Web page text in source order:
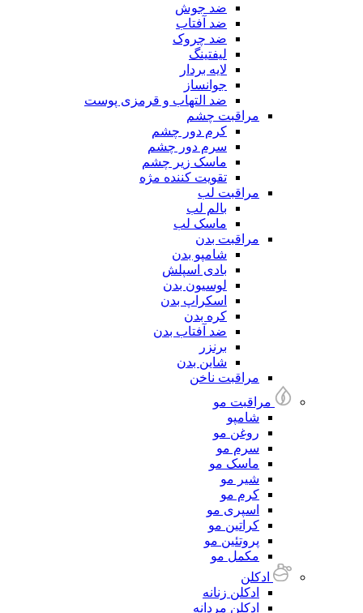
ضد جوش
ضد آفتاب
ضد چروک
لیفتینگ
لایه بردار
جوانساز
ضد التهاب و قرمزی پوست
مراقبت چشم
کرم دور چشم
سرم دور چشم
ماسک زیر چشم
تقویت کننده مژه
مراقبت لب
بالم لب
ماسک لب
مراقبت بدن
شامپو بدن
بادی اسپلش
لوسیون بدن
اسکراپ بدن
کره بدن
ضد آفتاب بدن
برنزر
شاین بدن
مراقبت ناخن
مراقبت مو
شامپو
روغن مو
سرم مو
ماسک مو
شیر مو
کرم مو
اسپری مو
کراتین مو
پروتئین مو
مکمل مو
ادکلن
ادکلن زنانه
ادکلن مردانه